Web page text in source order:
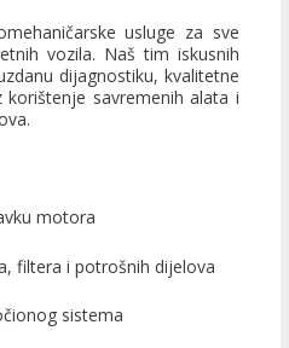
usluge za sve
vozila. Naš tim iskusnih
dijagnostiku, kvalitetne
savremenih alata i
motora
filtera i potrošnih dijelova
sistema